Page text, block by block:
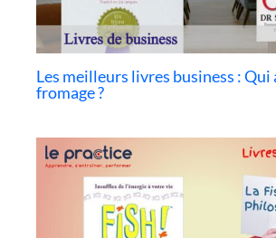
Les meilleurs livres business : Qui
fromage ?